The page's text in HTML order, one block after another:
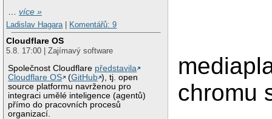
…více »
Ladislav Hagara| Komentářů: 9
Cloudflare OS
5.8. 17:00 | Zajímavý software
Společnost Cloudflare představila
Cloudflare OS
(GitHub ), tj. open
source platformu navrženou pro
integraci umělé inteligence (agentů)
přímo do pracovních procesů
organizací.
chromu